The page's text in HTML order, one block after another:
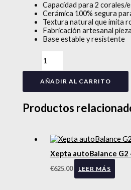
Capacidad para 2 corales/
Cerámica 100% segura
Textura natural que imita
Fabricación artesanal
Base estable y resistente
AÑADIR AL CARRITO
Productos
Xepta autoBalance G2
€625.00 LEER MÁS